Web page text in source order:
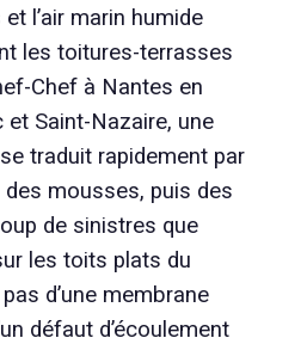
l’air marin humide
les toitures-terrasses
Chef à Nantes en
Saint-Nazaire, une
traduit rapidement par
des mousses, puis des
de sinistres que
les toits plats du
d’une membrane
défaut d’écoulement